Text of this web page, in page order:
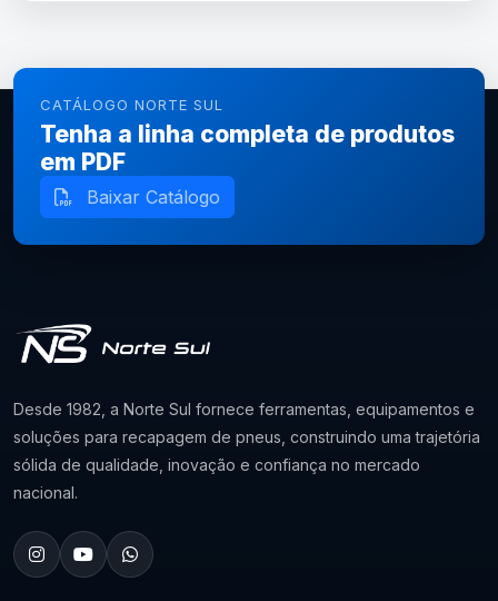
CATÁLOGO NORTE SUL
Tenha a linha completa de produtos
em PDF
Baixar Catálogo
Desde 1982, a Norte Sul fornece ferramentas, equipamentos e
soluções para recapagem de pneus, construindo uma trajetória
sólida de qualidade, inovação e confiança no mercado
nacional.